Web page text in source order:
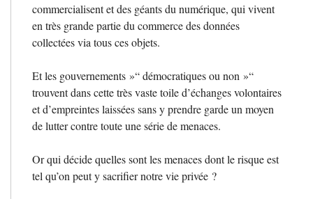
commercialisent et des géants du numérique, qui vivent
en très grande partie du commerce des données
collectées via tous ces objets.
Et les gouvernements »“ démocratiques ou non »“
trouvent dans cette très vaste toile d’échanges volontaires
et d’empreintes laissées sans y prendre garde un moyen
de lutter contre toute une série de menaces.
Or qui décide quelles sont les menaces dont le risque est
tel qu’on peut y sacrifier notre vie privée ?